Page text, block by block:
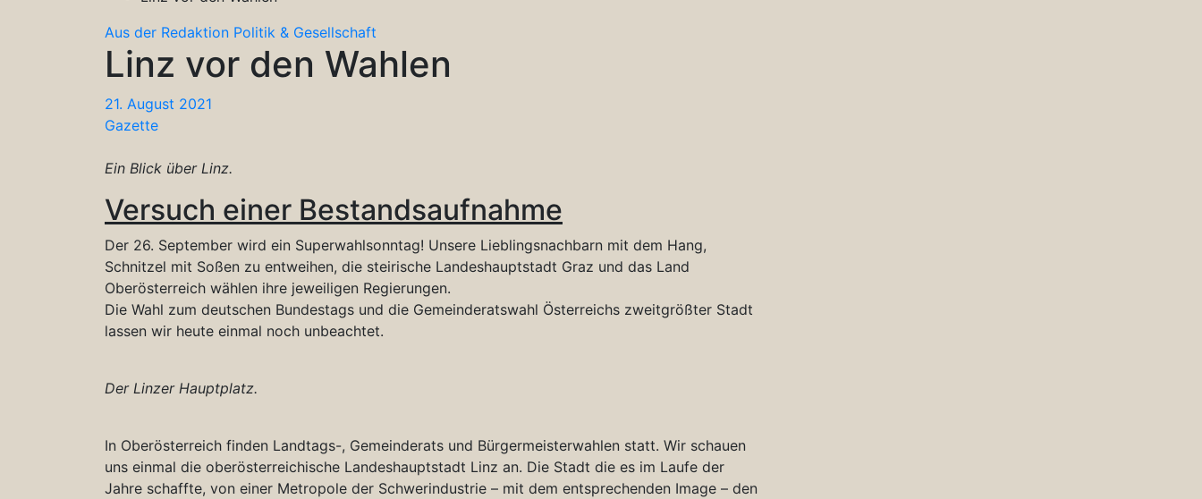
Aus der Redaktion Politik & Gesellschaft
Linz vor den Wahlen
21. August 2021
Gazette
Ein Blick über Linz.
Versuch einer Bestandsaufnahme
Der 26. September wird ein Superwahlsonntag! Unsere Lieblingsnachbarn mit dem Hang,
Schnitzel mit Soßen zu entweihen, die steirische Landeshauptstadt Graz und das Land
Oberösterreich wählen ihre jeweiligen Regierungen.
Die Wahl zum deutschen Bundestags und die Gemeinderatswahl Österreichs zweitgrößter Stadt
lassen wir heute einmal noch unbeachtet.
Der Linzer Hauptplatz.
In Oberösterreich finden Landtags-, Gemeinderats und Bürgermeisterwahlen statt. Wir schauen
uns einmal die oberösterreichische Landeshauptstadt Linz an. Die Stadt die es im Laufe der
Jahre schaffte, von einer Metropole der Schwerindustrie – mit dem entsprechenden Image – den